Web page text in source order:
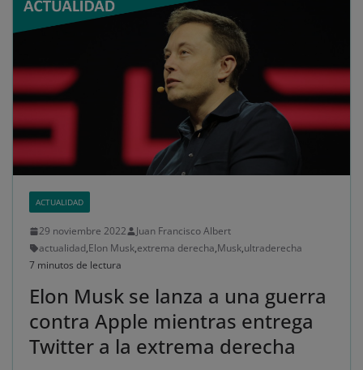
ACTUALIDAD
29 noviembre 2022
Juan Francisco Albert
actualidad,Elon Musk,extrema derecha,Musk,ultraderecha
7 minutos de lectura
Elon Musk se lanza a una guerra
contra Apple mientras entrega
Twitter a la extrema derecha